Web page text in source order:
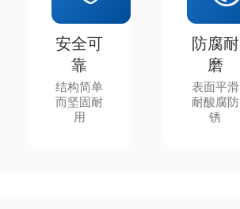
安全可
靠
结构简单
而坚固耐
用
防腐耐
磨
表面平滑
耐酸腐防
锈